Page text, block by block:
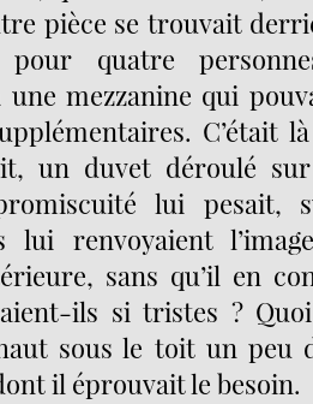
pièce se trouvait
pour quatre
une mezzanine qui
C’était
un duvet déroulé
lui pesait,
lui renvoyaient
sans qu’il en
ils si tristes ?
sous le toit un peu
il éprouvait le besoin.